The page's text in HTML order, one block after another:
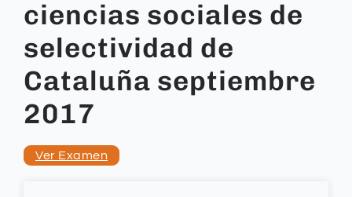
ciencias sociales de
selectividad de
Cataluña septiembre
2017
Ver Examen